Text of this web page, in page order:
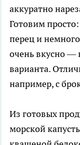
аккуратно
Готовим
перец и
очень вкусно —
варианта.
например, с
Из готовых
морской